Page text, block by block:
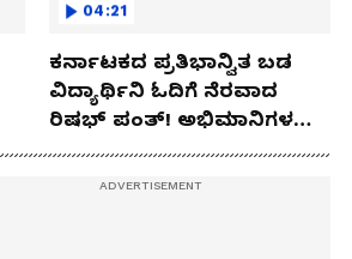
04:21
ಕರ್ನಾಟಕದ ಪ್ರತಿಭಾನ್ವಿತ ಬಡ
ವಿದ್ಯಾರ್ಥಿನಿ ಓದಿಗೆ ನೆರವಾದ
ರಿಷಭ್ ಪಂತ್! ಅಭಿಮಾನಿಗಳ